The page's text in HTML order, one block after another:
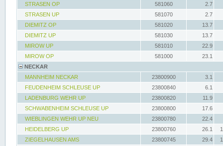
STRASEN OP
581060
2.7
STRASEN UP
581070
2.7
DIEMITZ OP
581020
13.7
DIEMITZ UP
581030
13.7
MIROW UP
581010
22.9
MIROW OP
581000
23.1
NECKAR
MANNHEIM NECKAR
23800900
3.1
FEUDENHEIM SCHLEUSE UP
23800840
6.1
LADENBURG WEHR UP
23800820
11.9
SCHWABENHEIM SCHLEUSE UP
23800800
17.6
WIEBLINGEN WEHR UP NEU
23800780
22.4
HEIDELBERG UP
23800760 26.1
ZIEGELHAUSEN AMS
23800745 29.4